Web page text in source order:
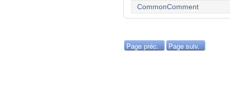
CommonComment
Page préc. Page suiv.